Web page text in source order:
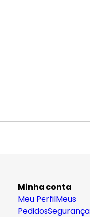
Minha conta
Meu PerfilMeus
PedidosSegurança